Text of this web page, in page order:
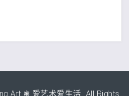
Art ❃ 爱艺术爱生活. All Rights